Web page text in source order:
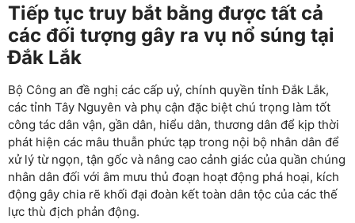
Tiếp tục truy bắt bằng được tất cả
các đối tượng gây ra vụ nổ súng tại
Đắk Lắk
Bộ Công an đề nghị các cấp uỷ, chính quyền tỉnh Đắk Lắk,
các tỉnh Tây Nguyên và phụ cận đặc biệt chú trọng làm tốt
công tác dân vận, gần dân, hiểu dân, thương dân để kịp thời
phát hiện các mâu thuẫn phức tạp trong nội bộ nhân dân để
xử lý từ ngọn, tận gốc và nâng cao cảnh giác của quần chúng
nhân dân đối với âm mưu thủ đoạn hoạt động phá hoại, kích
động gây chia rẽ khối đại đoàn kết toàn dân tộc của các thế
lực thù địch phản động.